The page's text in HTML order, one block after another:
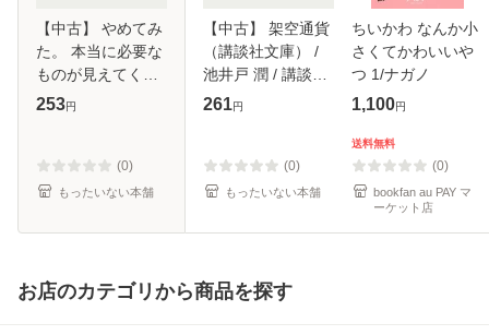
【中古】 やめてみ
た。 本当に必要な
ものが見えてく
る、暮らし方・考
ん / 幻冬舎 [文庫]
【メール便送
253円
(0)
もったいない本舗
【中古】 架空通貨
（講談社文庫） /
池井戸 潤 / 講談社
[文庫]【メール便送
261円
(0)
もったいない本舗
ちいかわ なんか小
さくてかわいいや
つ 1/ナガノ
1,100円
送料無料
(0)
bookfan au PAY マ
ーケット店
お店のカテゴリから商品を探す